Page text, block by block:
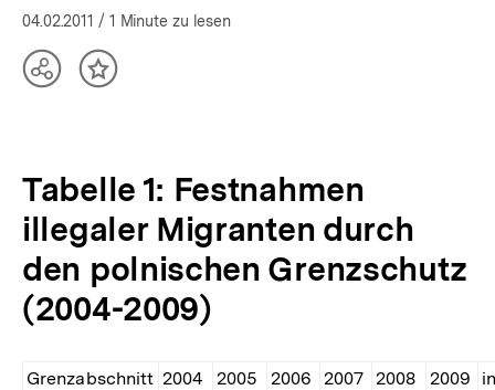
04.02.2011 / 1 Minute zu lesen
TeilenInhalt
Tabelle 1: Festnahmen
illegaler Migranten durch
den polnischen Grenzschutz
(2004-2009)
Grenzabschnitt 2004 2005 2006 2007 2008 2009